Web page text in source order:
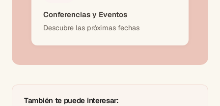
Conferencias y Eventos
Descubre las próximas fechas
También te puede interesar: